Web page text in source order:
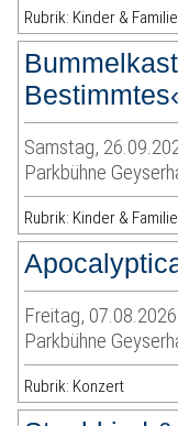
Rubrik: Kinder & Familie
Samstag,
Parkbühne
Rubrik: Kinder & Familie
Freitag,
Parkbühne
Rubrik: Konzert